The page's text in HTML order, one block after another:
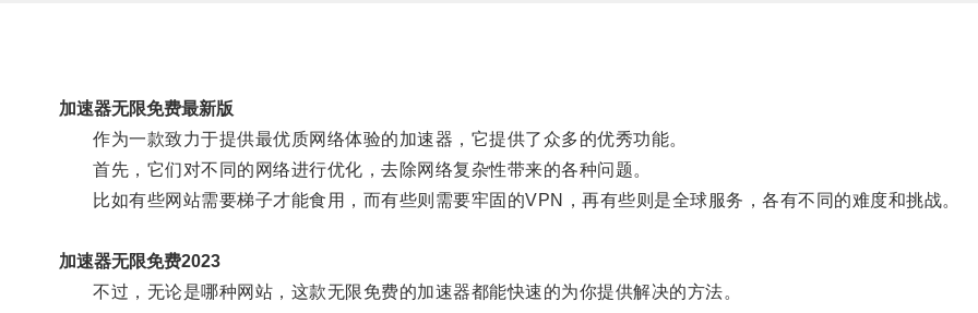
加速器无限免费最新版
作为一款致力于提供最优质网络体验的加速器，它提供了众多的优秀功能。
首先，它们对不同的网络进行优化，去除网络复杂性带来的各种问题。
比如有些网站需要梯子才能食用，而有些则需要牢固的VPN，再有些则是全球服务，各有不同的难度和挑战。
加速器无限免费2023
不过，无论是哪种网站，这款无限免费的加速器都能快速的为你提供解决的方法。